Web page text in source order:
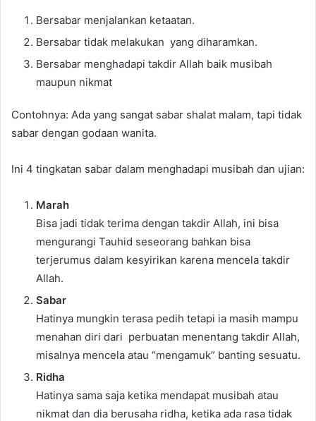
Bersabar menjalankan ketaatan.
Bersabar tidak melakukan yang diharamkan.
Bersabar menghadapi takdir Allah baik musibah
maupun nikmat
Contohnya: Ada yang sangat sabar shalat malam, tapi tidak
sabar dengan godaan wanita.
Ini 4 tingkatan sabar dalam menghadapi musibah dan ujian:
Marah
Bisa jadi tidak terima dengan takdir Allah, ini bisa
mengurangi Tauhid seseorang bahkan bisa
terjerumus dalam kesyirikan karena mencela takdir
Allah.
Sabar
Hatinya mungkin terasa pedih tetapi ia masih mampu
menahan diri dari perbuatan menentang takdir Allah,
misalnya mencela atau “mengamuk” banting sesuatu.
Ridha
Hatinya sama saja ketika mendapat musibah atau
nikmat dan dia berusaha ridha, ketika ada rasa tidak